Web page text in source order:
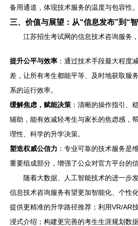
备用通道，体现技术服务的温度与包容性。
三、价值与展望：从“信息发布”到“
江苏招生考试网的信息技术咨询服务
提升公平与效率 ：通过技术手段最大程度
差，让所有考生都能平等、及时地获取服
系的运行效率。
缓解焦虑，赋能决策 ：清晰的操作指引、
辅助，能有效减轻考生与家长的焦虑感，
理性、科学的升学决策。
塑造权威公信力 ：专业可靠的技术服务是
重要组成部分，增强了公众对官方平台的信
随着大数据、人工智能技术的进一步
信息技术咨询服务有望更加智能化、个性
提供更精准的升学路径推荐；利用VR/AR
浸式介绍；构建更完善的考生生涯规划数据